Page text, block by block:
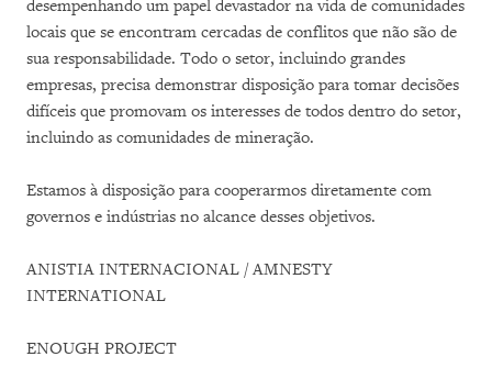
desempenhando um papel devastador na vida de comunidades
locais que se encontram cercadas de conflitos que não são de
sua responsabilidade. Todo o setor, incluindo grandes
empresas, precisa demonstrar disposição para tomar decisões
difíceis que promovam os interesses de todos dentro do setor,
incluindo as comunidades de mineração.
Estamos à disposição para cooperarmos diretamente com
governos e indústrias no alcance desses objetivos.
ANISTIA INTERNACIONAL / AMNESTY
INTERNATIONAL
ENOUGH PROJECT